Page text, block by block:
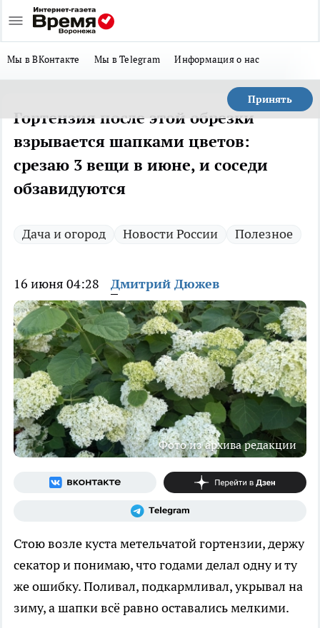
Мы в ВКонтакте Мы в Telegram Информация о нас
Принять
Гортензия после этой обрезки
взрывается шапками цветов:
срезаю 3 вещи в июне, и соседи
обзавидуются
Дача и огород Новости России Полезное
16 июня 04:28 Дмитрий Дюжев
Фото из архива редакции
Стою возле куста метельчатой гортензии, держу
секатор и понимаю, что годами делал одну и ту
же ошибку. Поливал, подкармливал, укрывал на
зиму, а шапки всё равно оставались мелкими.